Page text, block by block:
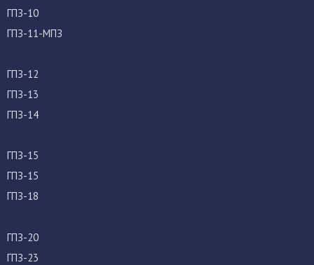
ГПЗ-10
ГПЗ-11-МПЗ
ГПЗ-12
ГПЗ-13
ГПЗ-14
ГПЗ-15
ГПЗ-15
ГПЗ-18
ГПЗ-20
ГПЗ-23